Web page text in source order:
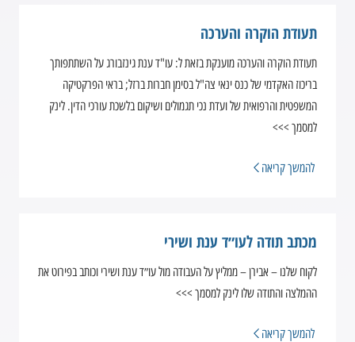
תעודת הוקרה והערכה
תעודת הוקרה והערכה מוענקת בזאת ל: עו"ד ענת גינזבורג על השתתפותך
בריכוז האקדמי של כנס ינאי צה"ל בסימן חברות ברזל; בראי הפרקטיקה
המשפטית והרפואית של ועדת נכי תגמולים ושיקום בלשכת עורכי הדין. לינק
למסמך >>>
להמשך קריאה
מכתב תודה לעו״ד ענת ושירי
לקוח שלנו – אבירן – ממליץ על העבודה מול עו״ד ענת ושירי וכותב בפירוט את
ההמלצה והתודה שלו לינק למסמך >>>
להמשך קריאה